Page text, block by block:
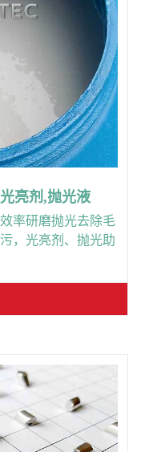
亮剂,抛光液
率研磨抛光去除毛
，光亮剂、抛光助